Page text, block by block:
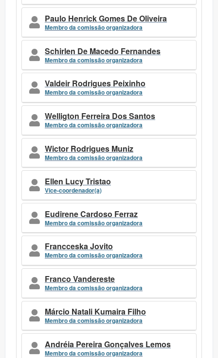
Paulo Henrick Gomes De Oliveira
Membro da comissão organizadora
Schirlen De Macedo Fernandes
Membro da comissão organizadora
Valdeir Rodrigues Peixinho
Membro da comissão organizadora
Welligton Ferreira Dos Santos
Membro da comissão organizadora
Wictor Rodrigues Muniz
Membro da comissão organizadora
Ellen Lucy Tristao
Vice-coordenador(a)
Eudirene Cardoso Ferraz
Membro da comissão organizadora
Francceska Jovito
Membro da comissão organizadora
Franco Vandereste
Membro da comissão organizadora
Márcio Natali Kumaira Filho
Membro da comissão organizadora
Andréia Pereira Gonçalves Lemos
Membro da comissão organizadora